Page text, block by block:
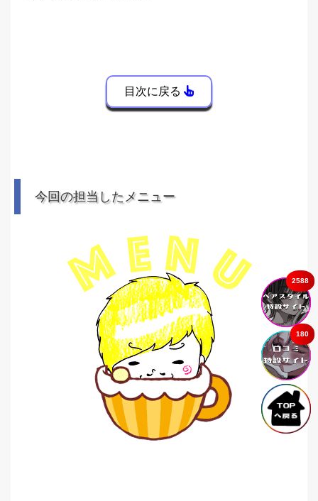
目次に戻る
今回の担当したメニュー
180
2588